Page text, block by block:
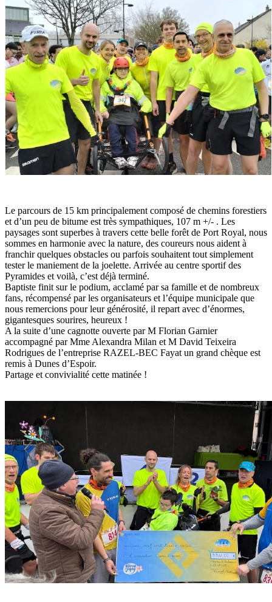
Le parcours de 15 km principalement composé de chemins forestiers
et d’un peu de bitume est très sympathiques, 107 m +/- . Les
paysages sont superbes à travers cette belle forêt de Port Royal, nous
sommes en harmonie avec la nature, des coureurs nous aident à
franchir quelques obstacles ou parfois souhaitent tout simplement
tester le maniement de la joelette. Arrivée au centre sportif des
Pyramides et voilà, c’est déjà terminé.
Baptiste finit sur le podium, acclamé par sa famille et de nombreux
fans, récompensé par les organisateurs et l’équipe municipale que
nous remercions pour leur générosité, il repart avec d’énormes,
gigantesques sourires, heureux !
A la suite d’une cagnotte ouverte par M Florian Garnier
accompagné par Mme Alexandra Milan et M David Teixeira
Rodrigues de l’entreprise RAZEL-BEC Fayat un grand chèque est
remis à Dunes d’Espoir.
Partage et convivialité cette matinée !